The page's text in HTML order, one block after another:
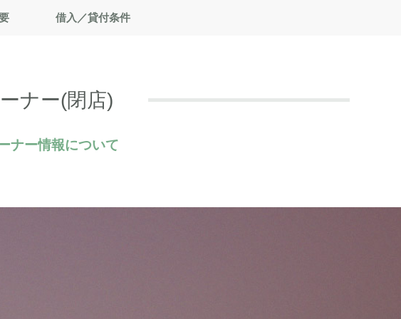
ナー(閉店)
ナー情報について
借入／貸付条件